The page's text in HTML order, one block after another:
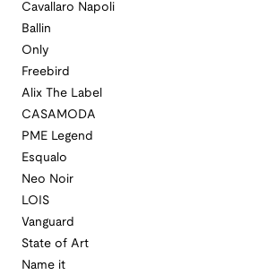
Cavallaro Napoli
Ballin
Only
Freebird
Alix The Label
CASAMODA
PME Legend
Esqualo
Neo Noir
LOIS
Vanguard
State of Art
Name it